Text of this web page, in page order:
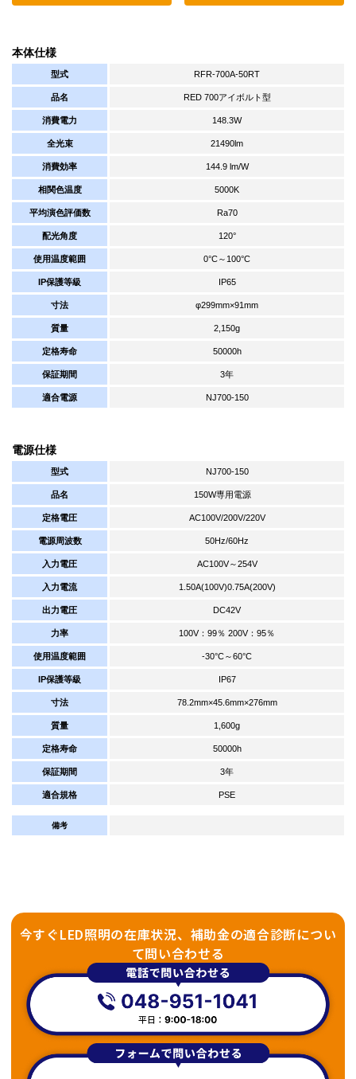
本体仕様
型式 RFR-700A-50RT
品名 RED 700アイボルト型
消費電力 148.3W
全光束 21490lm
消費効率 144.9 lm/W
相関色温度 5000K
平均演色評価数 Ra70
配光角度 120°
使用温度範囲 0°C～100°C
IP保護等級 IP65
寸法 φ299mm×91mm
質量 2,150g
定格寿命 50000h
保証期間 3年
適合電源 NJ700-150
電源仕様
型式 NJ700-150
品名 150W専用電源
定格電圧 AC100V/200V/220V
電源周波数 50Hz/60Hz
入力電圧 AC100V～254V
入力電流 1.50A(100V)0.75A(200V)
出力電圧 DC42V
力率 100V：99％ 200V：95％
使用温度範囲 -30°C～60°C
IP保護等級 IP67
寸法 78.2mm×45.6mm×276mm
質量 1,600g
定格寿命 50000h
保証期間 3年
適合規格 PSE
備考
今すぐLED照明の在庫状況、補助金の適合診断につい
て問い合わせる